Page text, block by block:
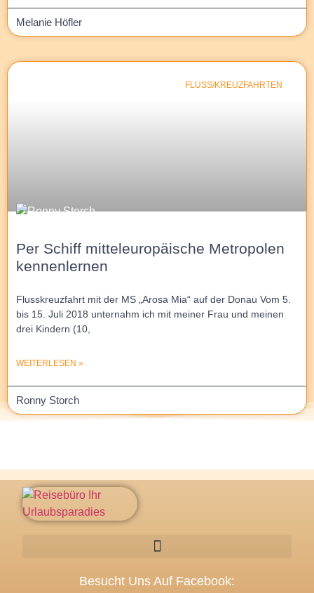
Melanie Höfler
FLUSS/KREUZFAHRTEN
Per Schiff mitteleuropäische Metropolen
kennenlernen
Flusskreuzfahrt mit der MS „Arosa Mia“ auf der Donau Vom 5.
bis 15. Juli 2018 unternahm ich mit meiner Frau und meinen
drei Kindern (10,
WEITERLESEN »
Ronny Storch
Besucht Uns Auf Facebook: